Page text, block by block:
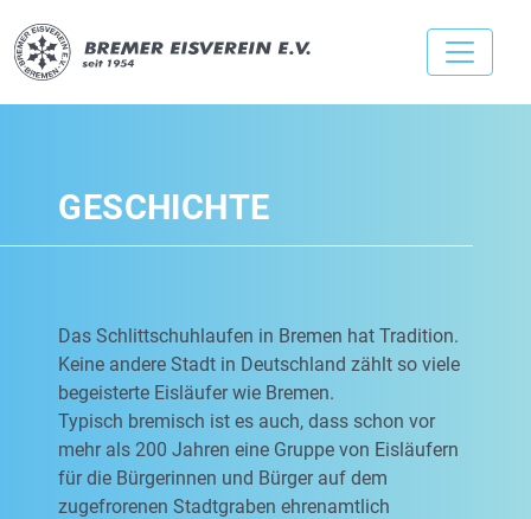
GESCHICHTE
Das Schlittschuhlaufen in Bremen hat Tradition.
Keine andere Stadt in Deutschland zählt so viele
begeisterte Eisläufer wie Bremen.
Typisch bremisch ist es auch, dass schon vor
mehr als 200 Jahren eine Gruppe von Eisläufern
für die Bürgerinnen und Bürger auf dem
zugefrorenen Stadtgraben ehrenamtlich